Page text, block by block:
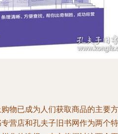
物已成为人们获取商品的主要方
营店和孔夫子旧书网作为两个特